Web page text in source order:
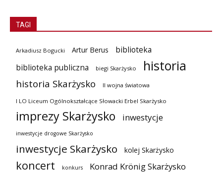
TAGI
Arkadiusz Bogucki Artur Berus
biblioteka
biblioteka publiczna
biegi Skarżysko historia
historia Skarżysko II wojna światowa
I LO Liceum Ogólnokształcące Słowacki Erbel Skarżysko
imprezy Skarżysko inwestycje
inwestycje drogowe Skarżysko
inwestycje Skarżysko kolej Skarżysko
koncert konkurs Konrad Krönig Skarżysko